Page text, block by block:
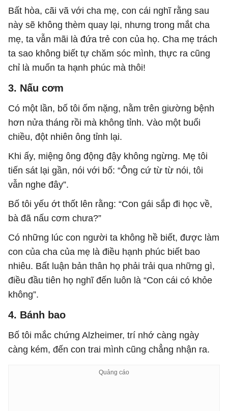
Bất hòa, cãi vã với cha mẹ, con cái nghĩ rằng sau
này sẽ không thèm quay lại, nhưng trong mắt cha
mẹ, ta vẫn mãi là đứa trẻ con của họ. Cha mẹ trách
ta sao không biết tự chăm sóc mình, thực ra cũng
chỉ là muốn ta hạnh phúc mà thôi!
3. Nấu cơm
Có một lần, bố tôi ốm nặng, nằm trên giường bệnh
hơn nửa tháng rồi mà không tỉnh. Vào một buổi
chiều, đột nhiên ông tỉnh lại.
Khi ấy, miệng ông động đậy không ngừng. Mẹ tôi
tiến sát lại gần, nói với bố: “Ông cứ từ từ nói, tôi
vẫn nghe đây”.
Bố tôi yếu ớt thốt lên rằng: “Con gái sắp đi học về,
bà đã nấu cơm chưa?”
Có những lúc con người ta không hề biết, được làm
con của cha của mẹ là điều hạnh phúc biết bao
nhiêu. Bất luận bản thân họ phải trải qua những gì,
điều đầu tiên họ nghĩ đến luôn là “Con cái có khỏe
không”.
4. Bánh bao
Bố tôi mắc chứng Alzheimer, trí nhớ càng ngày
càng kém, đến con trai mình cũng chẳng nhận ra.